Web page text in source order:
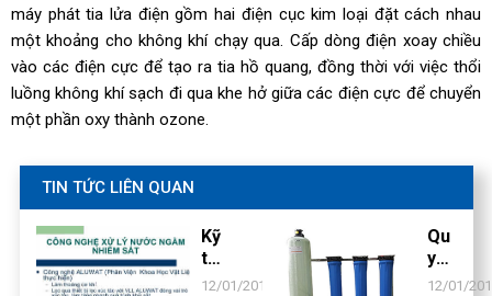
máy phát tia lửa điện gồm hai điện cục kim loại đặt cách nhau
một khoảng cho không khí chạy qua. Cấp dòng điện xoay chiều
vào các điện cực để tạo ra tia hồ quang, đồng thời với việc thổi
luồng không khí sạch đi qua khe hở giữa các điện cực để chuyển
một phần oxy thành ozone.
TIN TỨC LIÊN QUAN
Kỹ
thu
ật
12/01/2017
Qu
y
Trì
12/01/